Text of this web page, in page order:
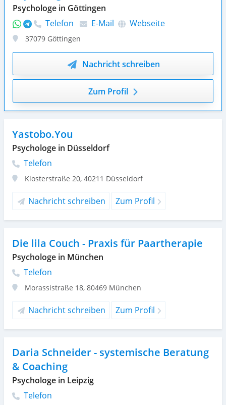
Psychologe in Göttingen
Telefon
E-Mail Webseite
37079 Göttingen
Nachricht schreiben
Zum Profil
Yastobo.You
Psychologe in Düsseldorf
Telefon
Klosterstraße 20, 40211 Düsseldorf
Nachricht schreiben Zum Profil
Die lila Couch - Praxis für Paartherapie
Psychologe in München
Telefon
Morassistraße 18, 80469 München
Nachricht schreiben Zum Profil
Daria Schneider - systemische Beratung
& Coaching
Psychologe in Leipzig
Telefon